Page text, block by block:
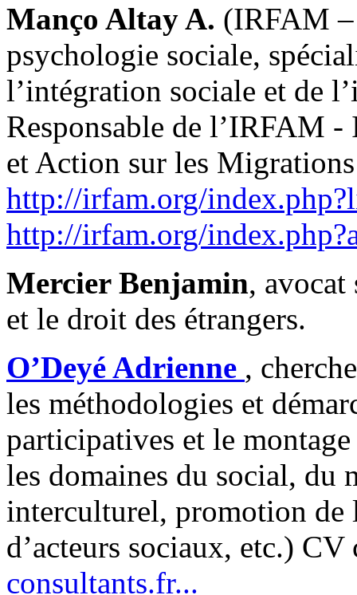
Manço Altay A. (IRFAM
psychologie sociale,
l’intégration sociale et de
Responsable de l’IRFAM
et Action sur les Migrations
http://irfam.org/
http://irfam.org/
Mercier Benjamin,
et le droit des étrangers.
O’Deyé Adrienne ,
les méthodologies et
participatives et le
les domaines du social, du
interculturel, promotion de
d’acteurs sociaux, etc.)
consultants.fr...